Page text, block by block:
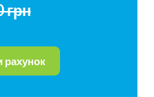
грн
рахунок